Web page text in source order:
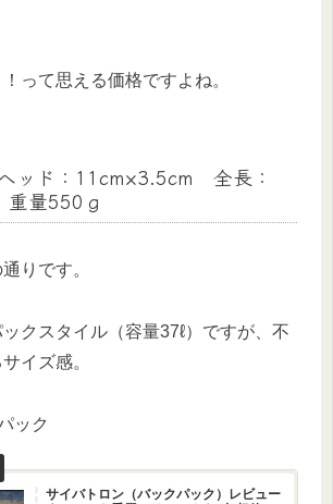
って思える価格ですよね。
ッド：11cm×3.5cm 全長：
量550ｇ
りです。
クスタイル（容量37ℓ）ですが、不
イズ感。
ック
サイバトロン（バックパック）レビュー